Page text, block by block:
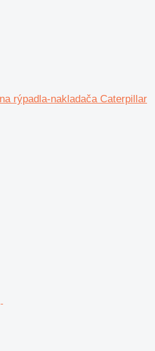
rýpadla-nakladača Caterpillar